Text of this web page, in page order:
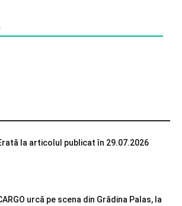
la articolul publicat în 29.07.2026
urcă pe scena din Grădina Palas, la